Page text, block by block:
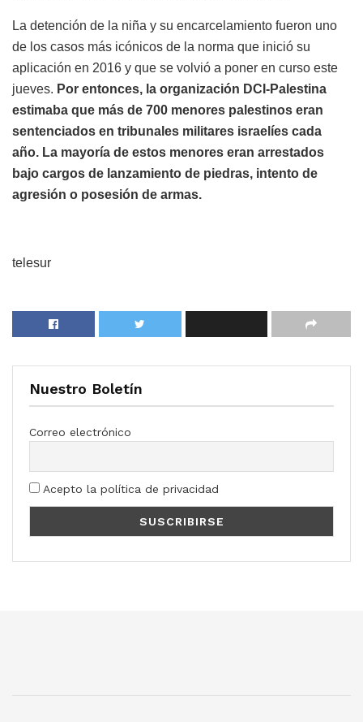
La detención de la niña y su encarcelamiento fueron uno
de los casos más icónicos de la norma que inició su
aplicación en 2016 y que se volvió a poner en curso este
jueves. Por entonces, la organización DCI-Palestina
estimaba que más de 700 menores palestinos eran
sentenciados en tribunales militares israelíes cada
año. La mayoría de estos menores eran arrestados
bajo cargos de lanzamiento de piedras, intento de
agresión o posesión de armas.
telesur
Nuestro Boletín
Correo electrónico
Acepto la política de privacidad